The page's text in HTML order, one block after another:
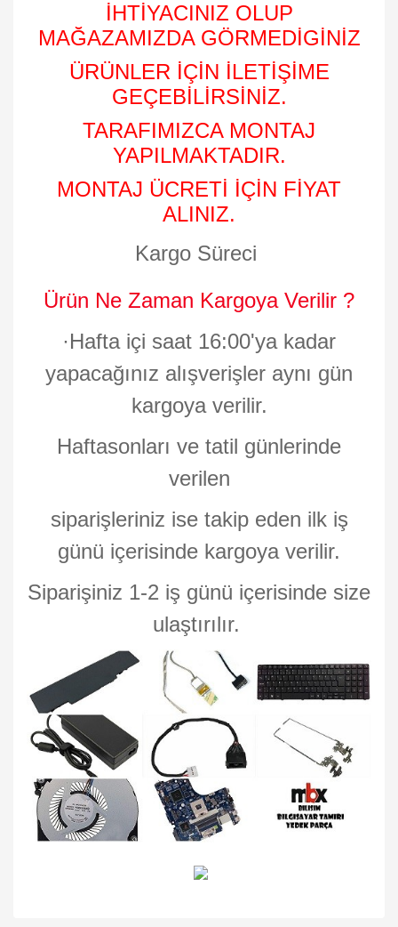
İHTİYACINIZ OLUP
MAĞAZAMIZDA GÖRMEDİGİNİZ
ÜRÜNLER İÇİN İLETİŞİME
GEÇEBİLİRSİNİZ.
TARAFIMIZCA MONTAJ
YAPILMAKTADIR.
MONTAJ ÜCRETİ İÇİN FİYAT
ALINIZ.
Kargo Süreci
Ürün Ne Zaman Kargoya Verilir ?
·Hafta içi saat 16:00'ya kadar
yapacağınız alışverişler aynı gün
kargoya verilir.
Haftasonları ve tatil günlerinde
verilen
siparişleriniz ise takip eden ilk iş
günü içerisinde kargoya verilir.
Siparişiniz 1-2 iş günü içerisinde size
ulaştırılır.